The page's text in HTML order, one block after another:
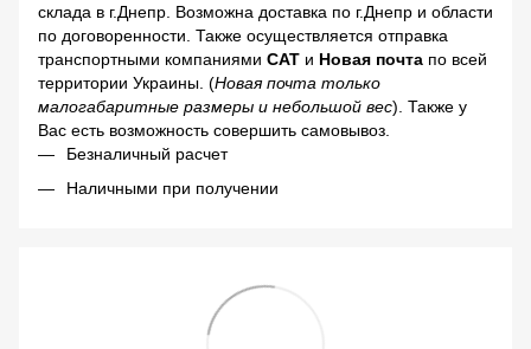
склада в г.Днепр. Возможна доставка по г.Днепр и области
по договоренности. Также осуществляется отправка
транспортными компаниями САТ и Новая почта по всей
территории Украины. (Новая почта только
малогабаритные размеры и небольшой вес). Также у
Вас есть возможность совершить самовывоз.
Безналичный расчет
Наличными при получении